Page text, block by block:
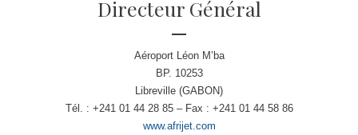
Directeur Général
Aéroport Léon M’ba
BP. 10253
Libreville (GABON)
Tél. : +241 01 44 28 85 – Fax : +241 01 44 58 86
www.afrijet.com